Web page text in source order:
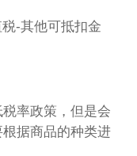
-其他可抵扣金
率政策，但是会
据商品的种类进